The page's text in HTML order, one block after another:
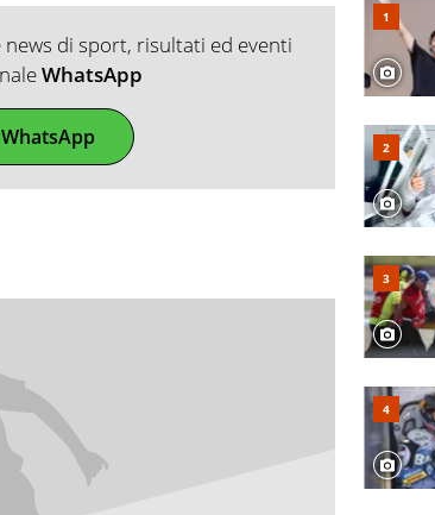
di sport, risultati ed eventi
WhatsApp